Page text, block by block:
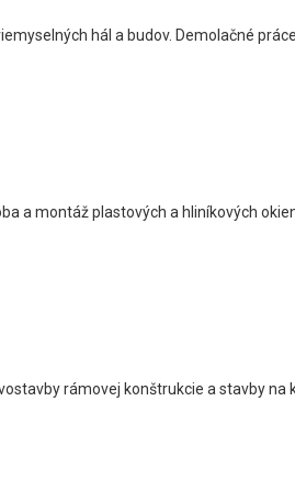
hál a budov. Demolačné
a montáž plastových a hliníkových
rámovej konštrukcie a stavby na